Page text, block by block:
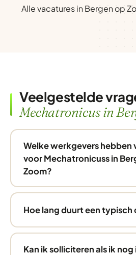
Alle vacatures in Bergen op
Veelgestelde
Mechatronicus in
Welke werkgevers hebben
voor Mechatronicuss in
Zoom?
Hoe lang duurt een
Kan ik solliciteren als ik nog